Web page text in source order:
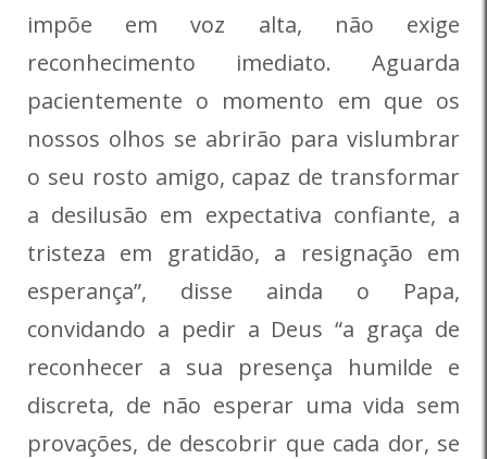
impõe em voz alta, não exige
reconhecimento imediato. Aguarda
pacientemente o momento em que os
nossos olhos se abrirão para vislumbrar
o seu rosto amigo, capaz de transformar
a desilusão em expectativa confiante, a
tristeza em gratidão, a resignação em
esperança”, disse ainda o Papa,
convidando a pedir a Deus “a graça de
reconhecer a sua presença humilde e
discreta, de não esperar uma vida sem
provações, de descobrir que cada dor, se